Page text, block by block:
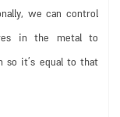
we can control
in the metal to
so it’s equal to that